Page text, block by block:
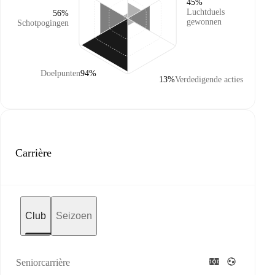
Schotpogingen
56%
Doelpunten94%
Luchtduels
gewonnen
45%
Verdedigende acties
13%
Carrière
Club Seizoen
Seniorcarrière